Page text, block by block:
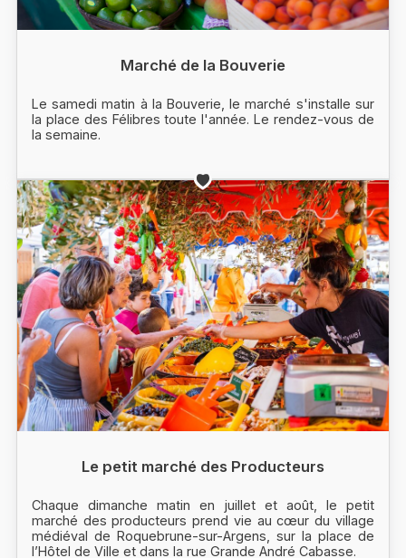
Marché de la Bouverie
Le samedi matin à la Bouverie, le marché s'installe sur
la place des Félibres toute l'année. Le rendez-vous de
la semaine.
Le petit marché des Producteurs
Chaque dimanche matin en juillet et août, le petit
marché des producteurs prend vie au cœur du village
médiéval de Roquebrune-sur-Argens, sur la place de
l’Hôtel de Ville et dans la rue Grande André Cabasse.